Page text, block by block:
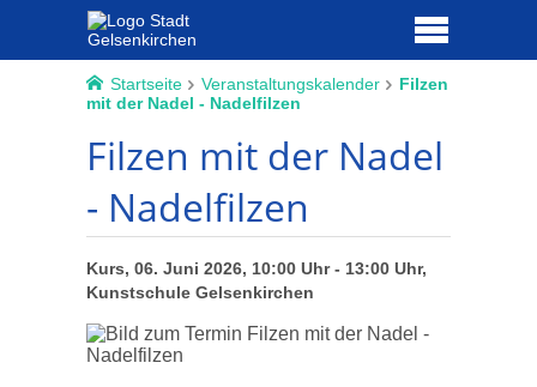
Startseite Veranstaltungskalender
Filzen
mit der Nadel - Nadelfilzen
Filzen mit der Nadel
- Nadelfilzen
Kurs, 06. Juni 2026, 10:00 Uhr - 13:00 Uhr,
Kunstschule Gelsenkirchen